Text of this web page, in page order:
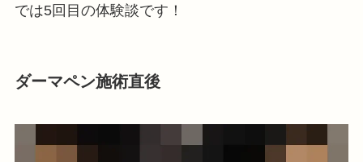
では5回目の体験談です！
ダーマペン施術直後